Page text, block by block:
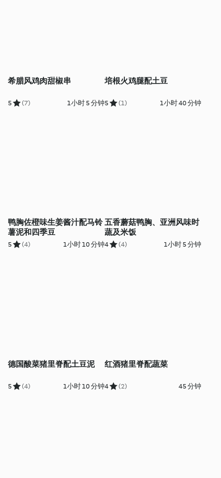
希腊风鸡肉甜椒串
5 (7) 1小时 5 分钟
培根火鸡腿配土豆
5 (1) 1小时 40 分钟
鸭胸佐橙味生姜酱汁配马铃
薯泥和四季豆
5 (4) 1小时 10 分钟
五香蘑菇鸭胸、亚洲风味时
蔬及米饭
4 (4) 1小时 5 分钟
德国酸菜猪里脊配土豆泥
5 (4) 1小时 10 分钟
红酒猪里脊配蔬菜
4 (2) 45 分钟